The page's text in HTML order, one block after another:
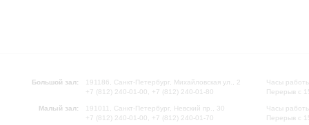
Большой зал:
191186, Санкт-Петербург, Михайловская ул., 2
+7 (812) 240-01-00, +7 (812) 240-01-80
Малый зал:
191011, Санкт-Петербург, Невский пр., 30
+7 (812) 240-01-00, +7 (812) 240-01-70
Часы
Перерыв с
Часы
Перерыв с